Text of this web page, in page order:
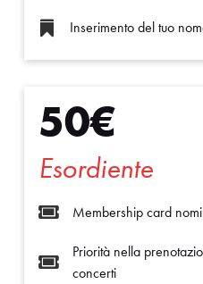
 Inserimento del tuo
50€
Esordiente
 Membership card

Priorità nella
concerti